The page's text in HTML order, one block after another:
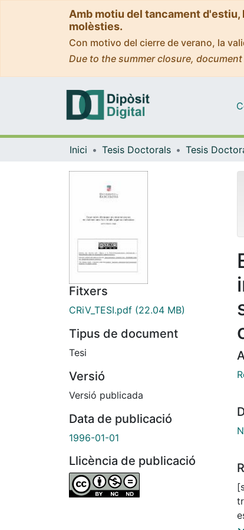
Amb motiu del tancament
molèsties.
Con motivo del cierre de verano, la
Due to the summer closure,
Inici Tesis Doctorals
Fitxers
CRiV_TESI.pdf (22.04 MB)
Tipus de document
Tesi
Versió
Versió publicada
Data de publicació
1996-01-01
Llicència de publicació